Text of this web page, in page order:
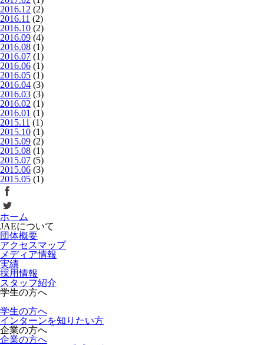
2016.12 (2)
2016.11 (2)
2016.10 (2)
2016.09 (4)
2016.08 (1)
2016.07 (1)
2016.06 (1)
2016.05 (1)
2016.04 (3)
2016.03 (3)
2016.02 (1)
2016.01 (1)
2015.11 (1)
2015.10 (1)
2015.09 (2)
2015.08 (1)
2015.07 (5)
2015.06 (3)
2015.05 (1)
ホーム
JAEについて
団体概要
アクセスマップ
メディア情報
実績
採用情報
スタッフ紹介
学生の方へ
学生の方へ
インターンを知りたい方
企業の方へ
企業の方へ